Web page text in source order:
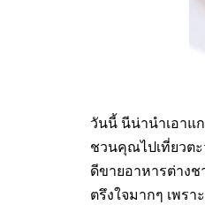
วันนี้ นีน่านำเอาแ
ชวนคุณไปเที่ยวต
ดีขายอาหารต่าง
ตรึงใจมากๆ เพร